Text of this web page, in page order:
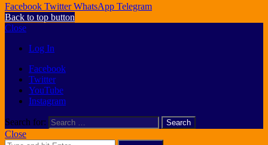
Facebook Twitter WhatsApp Telegram
Back to top button
Close
Log In
Facebook
Twitter
YouTube
Instagram
Search for:
Close